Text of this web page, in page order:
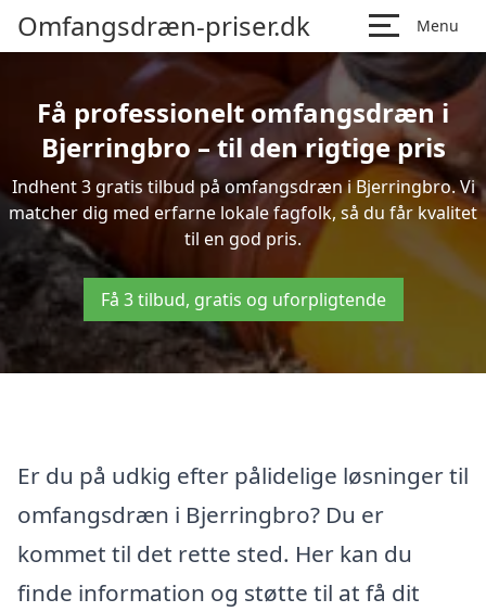
Omfangsdræn-priser.dk Menu
Få professionelt omfangsdræn i
Bjerringbro – til den rigtige pris
Indhent 3 gratis tilbud på omfangsdræn i Bjerringbro. Vi
matcher dig med erfarne lokale fagfolk, så du får kvalitet
til en god pris.
Få 3 tilbud, gratis og uforpligtende
Er du på udkig efter pålidelige løsninger til
omfangsdræn i Bjerringbro? Du er
kommet til det rette sted. Her kan du
finde information og støtte til at få dit